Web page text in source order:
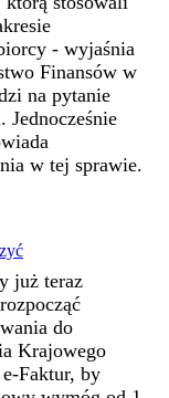
- wyjaśnia
Finansów w
na pytanie
Jednocześnie
w tej sprawie.
już teraz
do
Krajowego
Faktur, by